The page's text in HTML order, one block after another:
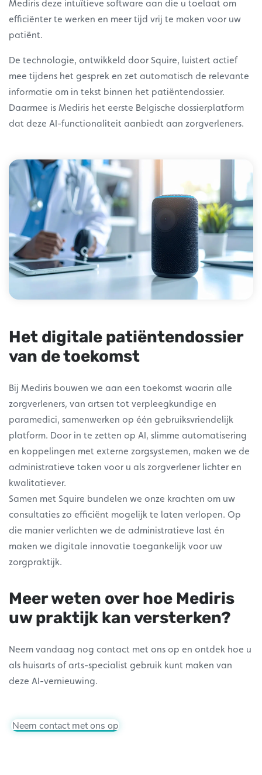
Mediris deze intuïtieve software aan die u toelaat om
efficiënter te werken en meer tijd vrij te maken voor uw
patiënt.
De technologie, ontwikkeld door Squire, luistert actief
mee tijdens het gesprek en zet automatisch de relevante
informatie om in tekst binnen het patiëntendossier.
Daarmee is Mediris het eerste Belgische dossierplatform
dat deze AI-functionaliteit aanbiedt aan zorgverleners.
Het digitale patiëntendossier
van de toekomst
Bij Mediris bouwen we aan een toekomst waarin alle
zorgverleners, van artsen tot verpleegkundige en
paramedici, samenwerken op één gebruiksvriendelijk
platform. Door in te zetten op AI, slimme automatisering
en koppelingen met externe zorgsystemen, maken we de
administratieve taken voor u als zorgverlener lichter en
kwalitatiever.
Samen met Squire bundelen we onze krachten om uw
consultaties zo efficiënt mogelijk te laten verlopen. Op
die manier verlichten we de administratieve last én
maken we digitale innovatie toegankelijk voor uw
zorgpraktijk.
Meer weten over hoe Mediris
uw praktijk kan versterken?
Neem vandaag nog contact met ons op en ontdek hoe u
als huisarts of arts-specialist gebruik kunt maken van
deze AI-vernieuwing.
Neem contact met ons op